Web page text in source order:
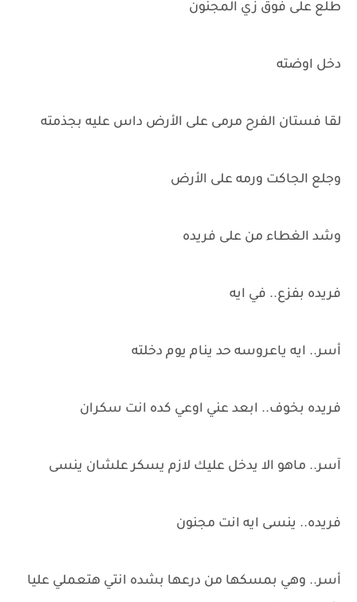
طلع على فوق زي المجنون
دخل اوضته
لقا فستان الفرح مرمى على الأرض داس عليه بجذمته
وجلع الجاكت ورمه على الأرض
وشد الغطاء من على فريده
فريده بفزع.. في ايه
أسر.. ايه ياعروسه حد ينام يوم دخلته
فريده بخوف.. ابعد عني اوعي كده انت سكران
آسر.. ماهو الا يدخل عليك لازم يسكر علشان ينسى
فريده.. ينسى ايه انت مجنون
أسر.. وهي بمسكها من درعها بشده انتي هتعملي عليا